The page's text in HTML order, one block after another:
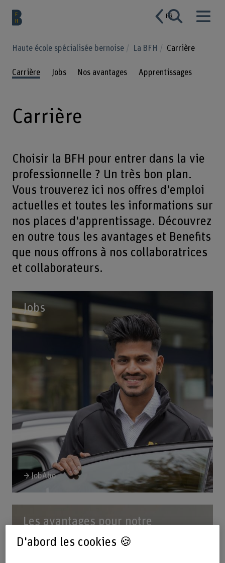
FR
Haute école spécialisée bernoise La BFH Carrière
Carrière Jobs Nos avantages Apprentissages
Carrière
Choisir la BFH pour entrer dans la vie
professionnelle ? Un très bon plan.
Vous trouverez ici nos offres d'emploi
actuelles et toutes les informations sur
nos places d'apprentissage. Découvrez
en outre tous les avantages et Benefits
que nous offrons à nos collaboratrices
et collaborateurs.
Jobs
JobAbo
Les avantages pour notre
personnel
D'abord les cookies 🍪